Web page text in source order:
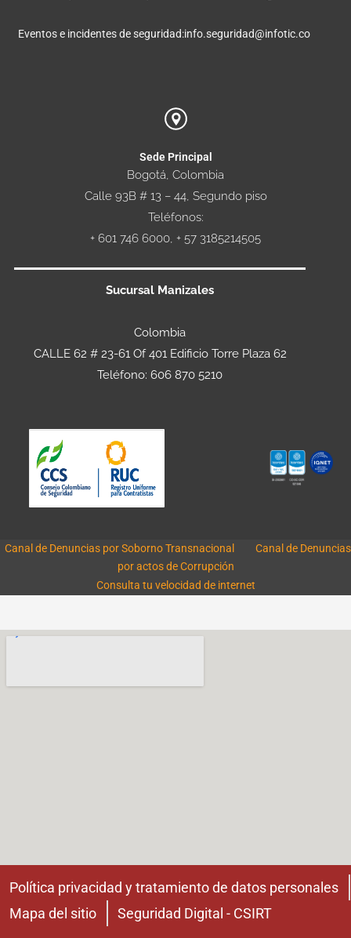
Eventos e incidentes de seguridad:info.seguridad@infotic.co
Sede Principal
Bogotá, Colombia
Calle 93B # 13 – 44, Segundo piso
Teléfonos:
+ 601 746 6000, + 57 3185214505
Sucursal Manizales
Colombia
CALLE 62 # 23-61 Of 401 Edificio Torre Plaza 62
Teléfono: 606 870 5210
Canal de Denuncias por Soborno Transnacional
Canal de Denuncias
por actos de Corrupción
Consulta tu velocidad de internet
Política privacidad y tratamiento de datos personales
Mapa del sitio
Seguridad Digital - CSIRT